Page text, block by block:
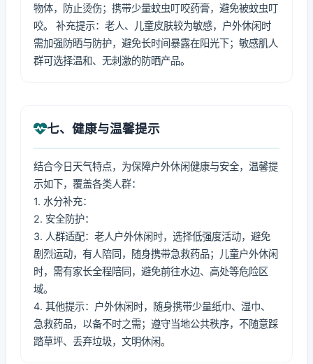
物体，防止烫伤；携带少量蚊虫叮咬药膏，避免被蚊虫叮
咬。 补充提示：老人、儿童皮肤较为敏感，户外休闲时
需加强防晒与防护，避免长时间暴露在阳光下；敏感肌人
群可选择温和、无刺激的防晒产品。
七、健康与温馨提示
结合今日天气特点，为保障户外休闲健康与安全，温馨提
示如下，覆盖各类人群：
1. 水分补充：
2. 安全防护：
3. 人群适配：老人户外休闲时，选择低强度活动，避免
剧烈运动，有人陪同，随身携带急救药品；儿童户外休闲
时，需有家长全程陪同，避免前往水边、高处等危险区
域。
4. 其他提示：户外休闲时，随身携带少量纸巾、湿巾、
急救药品，以备不时之需；遵守当地公共秩序，不随意踩
踏草坪、丢弃垃圾，文明休闲。